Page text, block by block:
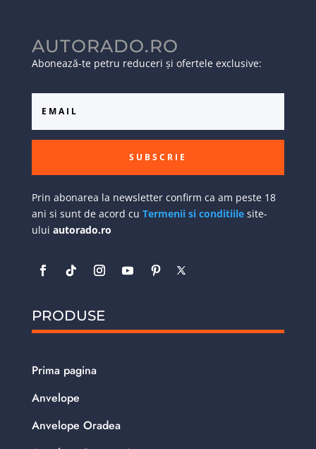
AUTORADO.RO
Abonează-te petru reduceri și ofertele exclusive:
SUBSCRIE
Prin abonarea la newsletter confirm ca am peste 18
ani si sunt de acord cu Termenii si conditiilesite-
ului autorado.ro
PRODUSE
Prima pagina
Anvelope
Anvelope Oradea